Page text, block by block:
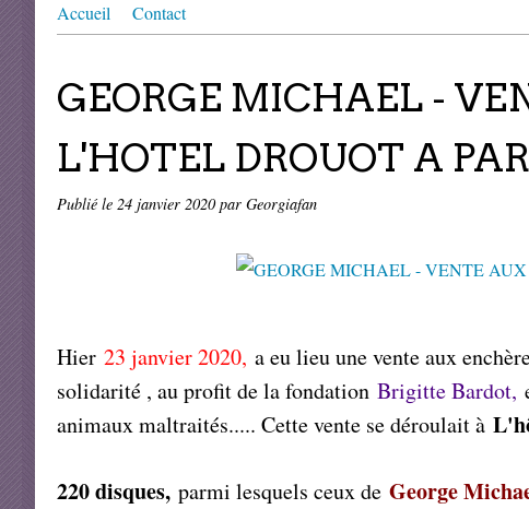
Accueil Contact
GEORGE MICHAEL -
L'HOTEL DROUOT A
Publié le 24 janvier 2020par Georgiafan
Hier 23 janvier 2020, a eu lieu une vente aux
solidarité , au profit de la fondation Brigitte Bardot,
animaux maltraités..... Cette vente se déroulait à
220 disques, parmi lesquels ceux de George